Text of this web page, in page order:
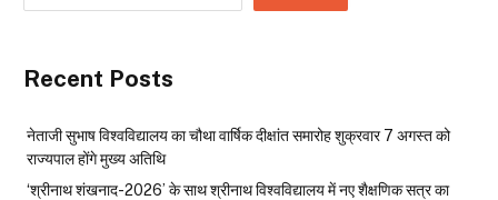
Recent Posts
नेताजी सुभाष विश्वविद्यालय का चौथा वार्षिक दीक्षांत समारोह शुक्रवार 7 अगस्त को
राज्यपाल होंगे मुख्य अतिथि
‘श्रीनाथ शंखनाद-2026’ के साथ श्रीनाथ विश्वविद्यालय में नए शैक्षणिक सत्र का